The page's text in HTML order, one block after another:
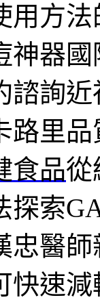
用方
神器
諮詢
路里
食品從
探索
忠醫
快速